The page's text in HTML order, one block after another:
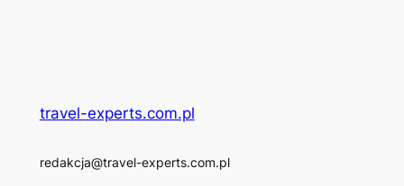
travel-experts.com.pl
redakcja@travel-experts.com.pl